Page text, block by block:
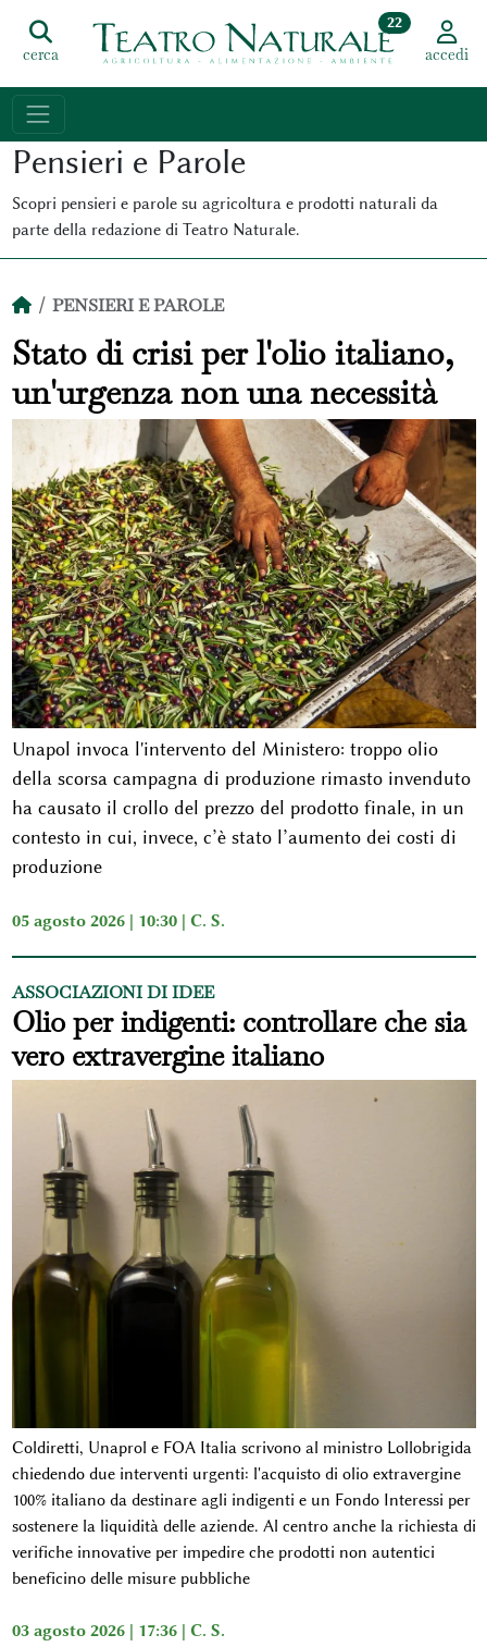
cerca
22
accedi
Pensieri e Parole
Scopri pensieri e parole su agricoltura e prodotti naturali da
parte della redazione di Teatro Naturale.
PENSIERI E PAROLE
Stato di crisi per l'olio italiano,
un'urgenza non una necessità
Unapol invoca l'intervento del Ministero: troppo olio
della scorsa campagna di produzione rimasto invenduto
ha causato il crollo del prezzo del prodotto finale, in un
contesto in cui, invece, c’è stato l’aumento dei costi di
produzione
05 agosto 2026 | 10:30 | C. S.
ASSOCIAZIONI DI IDEE
Olio per indigenti: controllare che sia
vero extravergine italiano
Coldiretti, Unaprol e FOA Italia scrivono al ministro Lollobrigida
chiedendo due interventi urgenti: l'acquisto di olio extravergine
100% italiano da destinare agli indigenti e un Fondo Interessi per
sostenere la liquidità delle aziende. Al centro anche la richiesta di
verifiche innovative per impedire che prodotti non autentici
beneficino delle misure pubbliche
03 agosto 2026 | 17:36 | C. S.